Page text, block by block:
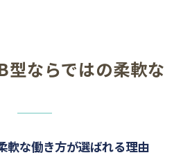
型ならではの柔軟な
軟な働き方が選ばれる理由